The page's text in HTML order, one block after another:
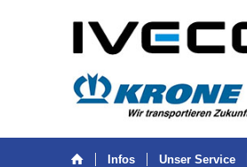
Infos Unser Service